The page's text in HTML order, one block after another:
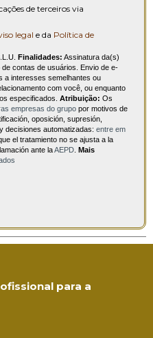
de terceiros via
legal e da Política de
Finalidades: Assinatura da(s)
contas de usuários. Envio de e-
a interesses semelhantes ou
com você, ou enquanto
especificados. Atribuição: Os
empresas do grupo por motivos de
oposición, supresión,
decisiones automatizadas: entre em
el tratamiento no se ajusta a la
ante laAEPD Mais
para a